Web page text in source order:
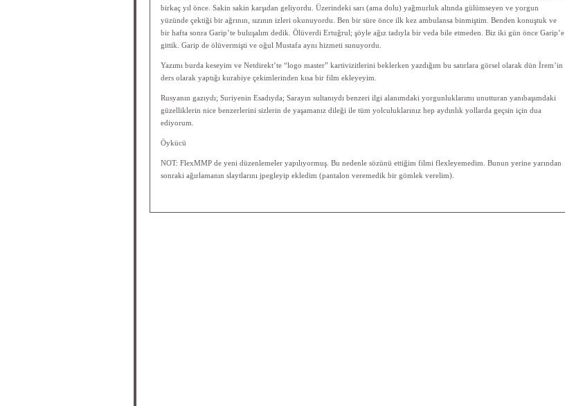
birkaç yıl önce. Sakin sakin karşıdan geliyordu. Üzerindeki sarı (ama dolu) yağmurluk altında gülümseyen ve yorgun
yüzünde çektiği bir ağrının, sızının izleri okunuyordu. Ben bir süre önce ilk kez ambulansa binmiştim. Benden konuştuk ve
bir hafta sonra Garip’te buluşalım dedik. Ölüverdi Ertuğrul; şöyle ağız tadıyla bir veda bile etmeden. Biz iki gün önce Garip’e
gittik. Garip de ölüvermişti ve oğul Mustafa aynı hizmeti sunuyordu.
Yazımı burda keseyim ve Netdirekt’te “logo master” kartivizitlerini beklerken yazdığım bu satırlara görsel olarak dün İrem’in
ders olarak yaptığı kurabiye çekimlerinden kısa bir film ekleyeyim.
Rusyanın gazıydı; Suriyenin Esadıyda; Sarayın sultanıydı benzeri ilgi alanımdaki yorgunluklarımı unutturan yanıbaşımdaki
güzelliklerin nice benzerlerini sizlerin de yaşamanız dileği ile tüm yolculuklarınız hep aydınlık yollarda geçsin için dua
ediyorum.
Öykücü
NOT: FlexMMP de yeni düzenlemeler yapılıyormuş. Bu nedenle sözünü ettiğim filmi flexleyemedim. Bunun yerine yarından
sonraki ağırlamanın slaytlarını jpegleyip ekledim (pantalon veremedik bir gömlek verelim).